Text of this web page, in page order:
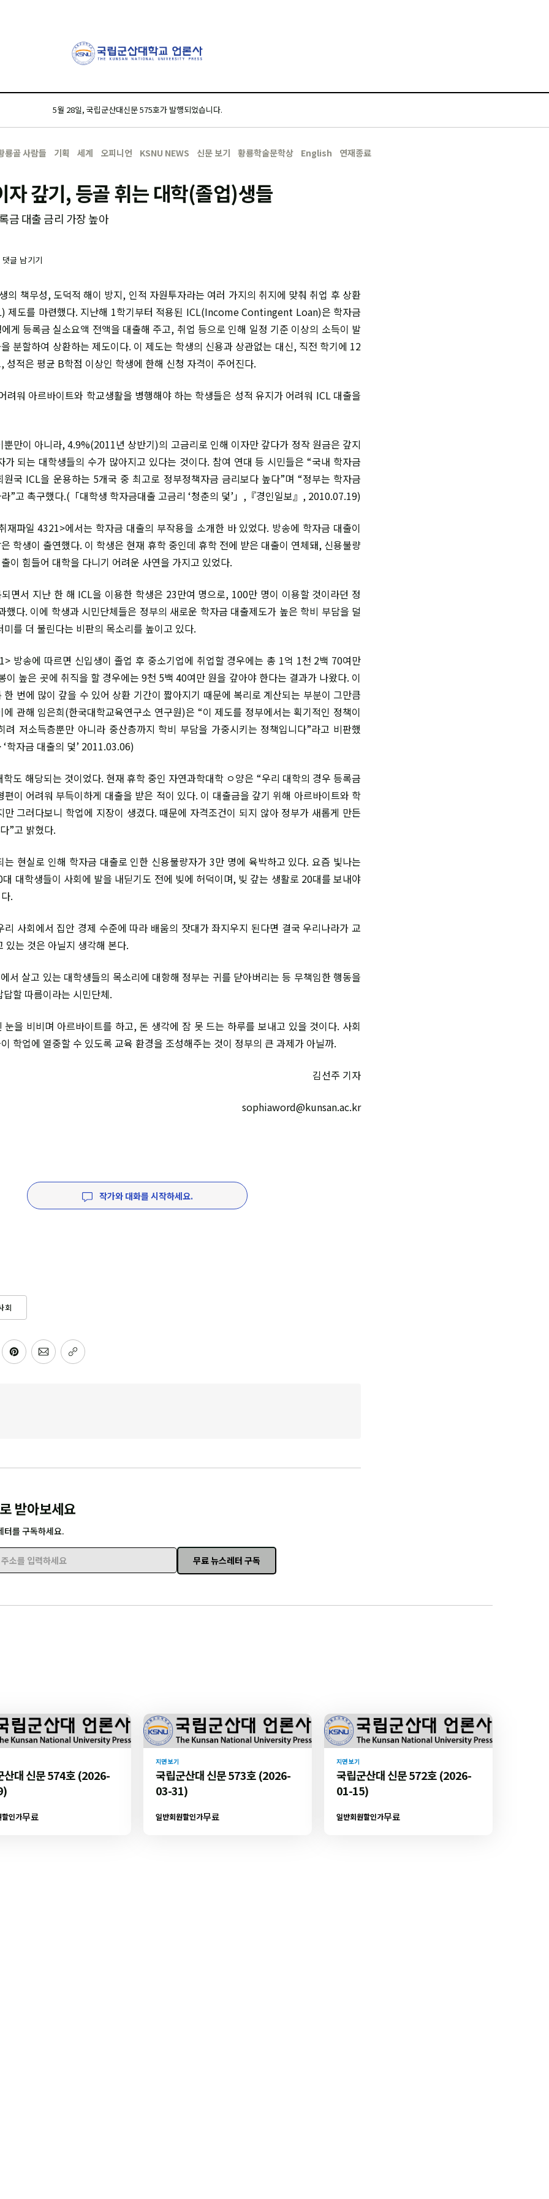
5월 28일, 국립군산대신문 575호가 발행되었습니다.
룡골 사람들 기획 세계 오피니언 KSNU NEWS 신문 보기 황룡학술문학상 English 연재종료
자 갚기, 등골 휘는 대학(졸업)생들
금 대출 금리 가장 높아
댓글 남기기
의 책무성, 도덕적 해이 방지, 인적 자원투자라는 여러 가지의 취지에 맞춰 취업 후 상환
제도를 마련했다. 지난해 1학기부터 적용된 ICL(Income Contingent Loan)은 학자금
게 등록금 실소요액 전액을 대출해 주고, 취업 등으로 인해 일정 기준 이상의 소득이 발
분할하여 상환하는 제도이다. 이 제도는 학생의 신용과 상관없는 대신, 직전 학기에 12
성적은 평균 B학점 이상인 학생에 한해 신청 자격이 주어진다.
려워 아르바이트와 학교생활을 병행해야 하는 학생들은 성적 유지가 어려워 ICL 대출을
뿐만이 아니라, 4.9%(2011년 상반기)의 고금리로 인해 이자만 갚다가 정작 원금은 갚지
가 되는 대학생들의 수가 많아지고 있다는 것이다. 참여 연대 등 시민들은 “국내 학자금
국 ICL을 운용하는 5개국 중 최고로 정부정책자금 금리보다 높다”며 “정부는 학자금
”고 촉구했다.(「대학생 학자금대출 고금리 ‘청춘의 덫’」,『경인일보』, 2010.07.19)
재파일 4321>에서는 학자금 대출의 부작용을 소개한 바 있었다. 방송에 학자금 대출이
학생이 출연했다. 이 학생은 현재 휴학 중인데 휴학 전에 받은 대출이 연체돼, 신용불량
이 힘들어 대학을 다니기 어려운 사연을 가지고 있었다.
면서 지난 한 해 ICL을 이용한 학생은 23만여 명으로, 100만 명이 이용할 것이라던 정
했다. 이에 학생과 시민단체들은 정부의 새로운 학자금 대출제도가 높은 학비 부담을 덜
를 더 불린다는 비판의 목소리를 높이고 있다.
방송에 따르면 신입생이 졸업 후 중소기업에 취업할 경우에는 총 1억 1천 2백 70여만
이 높은 곳에 취직을 할 경우에는 9천 5백 40여만 원을 갚아야 한다는 결과가 나왔다. 이
번에 많이 갚을 수 있어 상환 기간이 짧아지기 때문에 복리로 계산되는 부분이 그만큼
관해 임은희(한국대학교육연구소 연구원)은 “이 제도를 정부에서는 획기적인 정책이
려 저소득층뿐만 아니라 중산층까지 학비 부담을 가중시키는 정책입니다”라고 비판했
학자금 대출의 덫’ 2011.03.06)
도 해당되는 것이었다. 현재 휴학 중인 자연과학대학 ㅇ양은 “우리 대학의 경우 등록금
이 어려워 부득이하게 대출을 받은 적이 있다. 이 대출금을 갚기 위해 아르바이트와 학
만 그러다보니 학업에 지장이 생겼다. 때문에 자격조건이 되지 않아 정부가 새롭게 만든
”고 밝혔다.
는 현실로 인해 학자금 대출로 인한 신용불량자가 3만 명에 육박하고 있다. 요즘 빛나는
대학생들이 사회에 발을 내딛기도 전에 빚에 허덕이며, 빚 갚는 생활로 20대를 보내야
.
리 사회에서 집안 경제 수준에 따라 배움의 잣대가 좌지우지 된다면 결국 우리나라가 교
있는 것은 아닐지 생각해 본다.
서 살고 있는 대학생들의 목소리에 대항해 정부는 귀를 닫아버리는 등 무책임한 행동을
할 따름이라는 시민단체.
눈을 비비며 아르바이트를 하고, 돈 생각에 잠 못 드는 하루를 보내고 있을 것이다. 사회
학업에 열중할 수 있도록 교육 환경을 조성해주는 것이 정부의 큰 과제가 아닐까.
김선주 기자
sophiaword@kunsan.ac.kr
작가와 대화를 시작하세요.
회
받아보세요
터를 구독하세요.
를 입력하세요
무료 뉴스레터 구독
산대 신문 574호 (2026-
인가무료
지면 보기
국립군산대 신문 573호 (2026-
03-31)
일반회원할인가무료
지면 보기
국립군산대 신문 572호 (2026-
01-15)
일반회원할인가무료